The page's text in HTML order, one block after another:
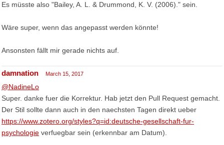
Es müsste also "Bailey, A. L. & Drummond, K. V. (2006)." sein.
Wäre super, wenn das angepasst werden könnte!
Ansonsten fällt mir gerade nichts auf.
damnation March 15, 2017
@NadineLo
Super. danke fuer die Korrektur. Hab jetzt den Pull Request gemacht.
Der Stil sollte dann auch in den naechsten Tagen direkt ueber
https://www.zotero.org/styles?q=id:deutsche-gesellschaft-fur-
psychologie verfuegbar sein (erkennbar am Datum).